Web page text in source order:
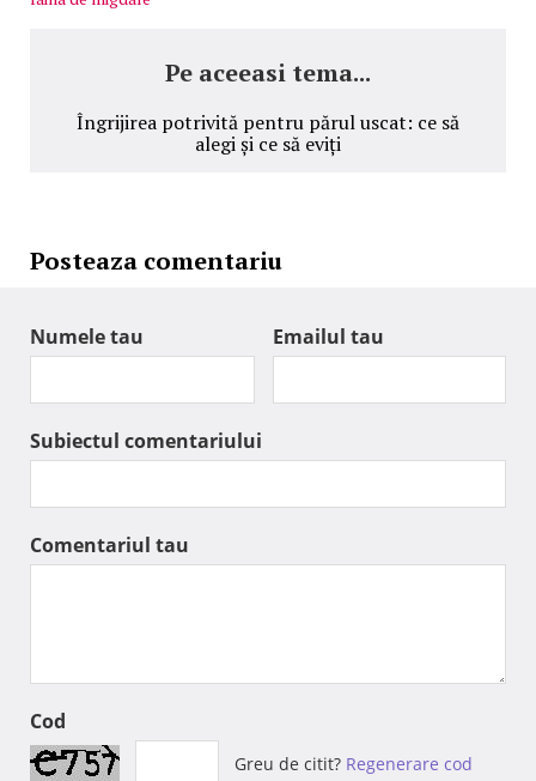
Pe aceeasi tema...
Îngrijirea potrivită pentru părul uscat: ce să
alegi și ce să eviți
Posteaza comentariu
Numele tau Emailul tau
Subiectul comentariului
Comentariul tau
Cod
Greu de citit? Regenerare cod